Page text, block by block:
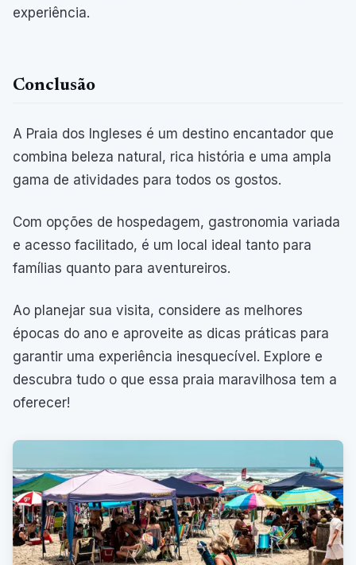
experiência.
Conclusão
A Praia dos Ingleses é um destino encantador que
combina beleza natural, rica história e uma ampla
gama de atividades para todos os gostos.
Com opções de hospedagem, gastronomia variada
e acesso facilitado, é um local ideal tanto para
famílias quanto para aventureiros.
Ao planejar sua visita, considere as melhores
épocas do ano e aproveite as dicas práticas para
garantir uma experiência inesquecível. Explore e
descubra tudo o que essa praia maravilhosa tem a
oferecer!